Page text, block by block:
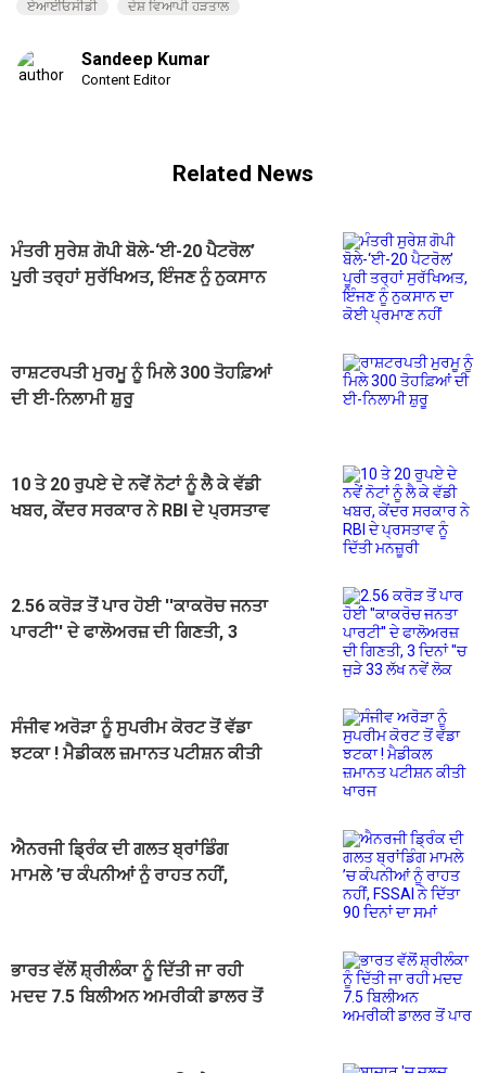
ਏਆਈਓਸੀਡੀ ਦੇਸ਼ ਵਿਆਪੀ ਹੜਤਾਲ
Sandeep Kumar
Content Editor
Related News
ਮੰਤਰੀ ਸੁਰੇਸ਼ ਗੋਪੀ ਬੋਲੇ-‘ਈ-20 ਪੈਟਰੋਲ’
ਪੂਰੀ ਤਰ੍ਹਾਂ ਸੁਰੱਖਿਅਤ, ਇੰਜਣ ਨੂੰ ਨੁਕਸਾਨ
ਰਾਸ਼ਟਰਪਤੀ ਮੁਰਮੂ ਨੂੰ ਮਿਲੇ 300 ਤੋਹਫ਼ਿਆਂ
ਦੀ ਈ-ਨਿਲਾਮੀ ਸ਼ੁਰੂ
10 ਤੇ 20 ਰੁਪਏ ਦੇ ਨਵੇਂ ਨੋਟਾਂ ਨੂੰ ਲੈ ਕੇ ਵੱਡੀ
ਖਬਰ, ਕੇਂਦਰ ਸਰਕਾਰ ਨੇ RBI ਦੇ ਪ੍ਰਸਤਾਵ
2.56 ਕਰੋੜ ਤੋਂ ਪਾਰ ਹੋਈ ''ਕਾਕਰੋਚ ਜਨਤਾ
ਪਾਰਟੀ'' ਦੇ ਫਾਲੋਅਰਜ਼ ਦੀ ਗਿਣਤੀ, 3
ਸੰਜੀਵ ਅਰੋੜਾ ਨੂੰ ਸੁਪਰੀਮ ਕੋਰਟ ਤੋਂ ਵੱਡਾ
ਝਟਕਾ ! ਮੈਡੀਕਲ ਜ਼ਮਾਨਤ ਪਟੀਸ਼ਨ ਕੀਤੀ
ਐਨਰਜੀ ਡ੍ਰਿੰਕ ਦੀ ਗਲਤ ਬ੍ਰਾਂਡਿੰਗ
ਮਾਮਲੇ ’ਚ ਕੰਪਨੀਆਂ ਨੂੰ ਰਾਹਤ ਨਹੀਂ,
ਭਾਰਤ ਵੱਲੋਂ ਸ਼੍ਰੀਲੰਕਾ ਨੂੰ ਦਿੱਤੀ ਜਾ ਰਹੀ
ਮਦਦ 7.5 ਬਿਲੀਅਨ ਅਮਰੀਕੀ ਡਾਲਰ ਤੋਂ